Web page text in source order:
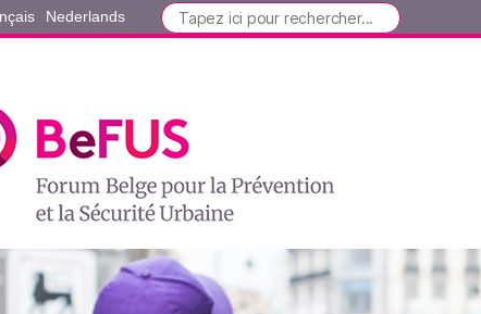
Nederlands
Search
for: